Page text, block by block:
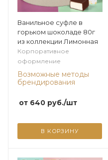
Ванильное суфле в
горьком шоколаде 80г
из коллекции Лимонная
Корпоративное
оформление
Возможные методы
брендирования
от 640 руб./шт
В КОРЗИНУ